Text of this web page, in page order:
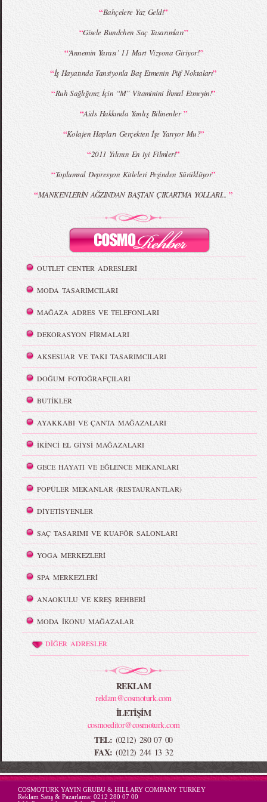
MBFWI - Giray Sepin 2015 Yaz Koleksiyonu MBFWI - Burçe Bekrek 2015 Yaz Koleksiyonu
“Bahçelere Yaz Geldi”
“Gisele Bundchen Saç Tasarımları”
“‘Annemin Yarası’ 11 Mart Vizyona Giriyor!”
“İş Hayatında Tansiyonla Baş Etmenin Püf Noktaları”
“Ruh Sağlığınız İçin “M” Vitaminini İhmal Etmeyin!”
“Aids Hakkında Yanlış Bilinenler”
“Kolajen Hapları Gerçekten İşe Yarıyor Mu?”
“2011 Yılının En iyi Filmleri”
“Toplumsal Depresyon Kitleleri Peşinden Sürüklüyor”
“MANKENLERİN AĞZINDAN BAŞTAN ÇIKARTMA YOLLARI...”
OUTLET CENTER ADRESLERİ
MODA TASARIMCILARI
MAĞAZA ADRES VE TELEFONLARI
DEKORASYON FİRMALARI
AKSESUAR VE TAKI TASARIMCILARI
DOĞUM FOTOĞRAFÇILARI
BUTİKLER
AYAKKABI VE ÇANTA MAĞAZALARI
İKİNCİ EL GİYSİ MAĞAZALARI
GECE HAYATI VE EĞLENCE MEKANLARI
POPÜLER MEKANLAR (RESTAURANTLAR)
DİYETİSYENLER
SAÇ TASARIMI VE KUAFÖR SALONLARI
YOGA MERKEZLERİ
SPA MERKEZLERİ
ANAOKULU VE KREŞ REHBERİ
MODA İKONU MAĞAZALAR
DİĞER ADRESLER
REKLAM
reklam@cosmoturk.com
İLETİŞİM
cosmoeditor@cosmoturk.com
TEL: (0212) 280 07 00
FAX: (0212) 244 13 32
-->
COSMOTURK YAYIN GRUBU & HILLARY COMPANY TURKEY
Reklam Satış & Pazarlama: 0212 280 07 00